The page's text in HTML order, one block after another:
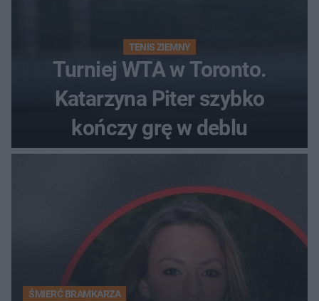
TENIS ZIEMNY
Turniej WTA w Toronto.
Katarzyna Piter szybko
kończy grę w deblu
ŚMIERĆ BRAMKARZA